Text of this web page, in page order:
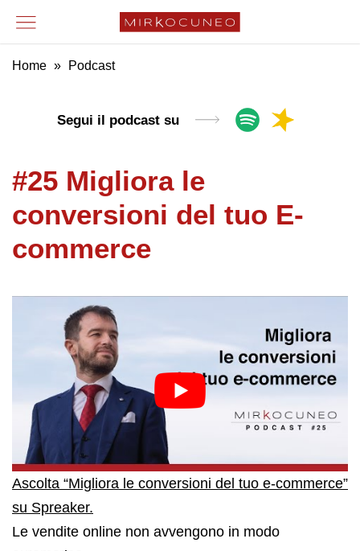
Home » Podcast
Segui il podcast su
#25 Migliora le
conversioni del tuo E-
commerce
Ascolta “Migliora le conversioni del tuo e-commerce”
su Spreaker.
Le vendite online non avvengono in modo